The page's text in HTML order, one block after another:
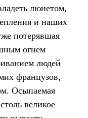
люнетом,
и наших
потерявшая
огнем
людей
французов,
Осыпаемая
великое